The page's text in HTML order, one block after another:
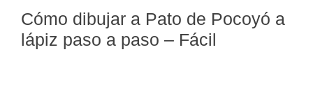
Cómo dibujar a Pato de Pocoyó a
lápiz paso a paso – Fácil